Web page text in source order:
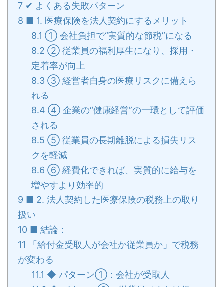
7 ✔ よくある失敗パターン
8 ■ 1. 医療保険を法人契約にするメリット
8.1 ① 会社負担で“実質的な節税”になる
8.2 ② 従業員の福利厚生になり、採用・
定着率が向上
8.3 ③ 経営者自身の医療リスクに備えら
れる
8.4 ④ 企業の“健康経営”の一環として評価
される
8.5 ⑤ 従業員の長期離脱による損失リス
クを軽減
8.6 ⑥ 経費化できれば、実質的に給与を
増やすより効率的
9 ■ 2. 法人契約した医療保険の税務上の取り
扱い
10 ■ 結論：
11 「給付金受取人が会社か従業員か」で税務
が変わる
11.1 ◆ パターン①：会社が受取人